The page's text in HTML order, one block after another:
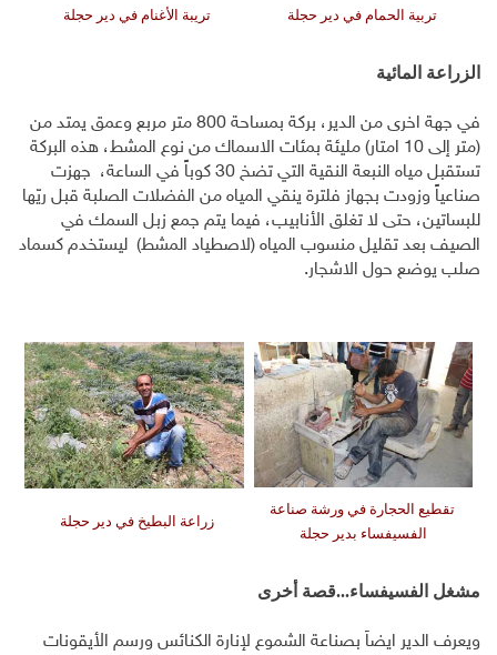
تربية الحمام في دير حجلة تريبة الأغنام في دير حجلة
الزراعة المائية
في جهة اخرى من الدير، بركة بمساحة 800 متر مربع وعمق يمتد من
(متر إلى 10 امتار) مليئة بمئات الاسماك من نوع المشط، هذه البركة
تستقبل مياه النبعة النقية التي تضخ 30 كوباً في الساعة، جهزت
صناعياً وزودت بجهاز فلترة ينقي المياه من الفضلات الصلبة قبل ريّها
للبساتين، حتى لا تغلق الأنابيب، فيما يتم جمع زبل السمك في
الصيف بعد تقليل منسوب المياه (لاصطياد المشط) ليستخدم كسماد
صلب يوضع حول الاشجار.
تقطيع الحجارة في ورشة صناعة
الفسيفساء بدير حجلة
زراعة البطيخ في دير حجلة
مشغل الفسيفساء...قصة أخرى
ويعرف الدير ايضاً بصناعة الشموع لإنارة الكنائس ورسم الأيقونات